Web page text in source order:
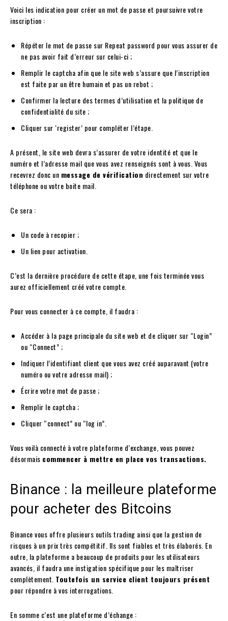
Voici les indication pour créer un mot de passe et poursuivre votre
inscription :
Répéter le mot de passe sur Repeat password pour vous assurer de
ne pas avoir fait d’erreur sur celui-ci ;
Remplir le captcha afin que le site web s’assure que l’inscription
est faite par un être humain et pas un rebot ;
Confirmer la lecture des termes d’utilisation et la politique de
confidentialité du site ;
Cliquer sur ‘register’ pour compléter l’étape.
A présent, le site web devra s’assurer de votre identité et que le
numéro et l’adresse mail que vous avez renseignés sont à vous. Vous
recevrez donc un message de vérification directement sur votre
téléphone ou votre boite mail.
Ce sera :
Un code à recopier ;
Un lien pour activation.
C’est la dernière procédure de cette étape, une fois terminée vous
aurez officiellement créé votre compte.
Pour vous connecter à ce compte, il faudra :
Accéder à la page principale du site web et de cliquer sur “Login”
ou “Connect” ;
Indiquer l’identifiant client que vous avez créé auparavant (votre
numéro ou votre adresse mail) ;
Écrire votre mot de passe ;
Remplir le captcha ;
Cliquer “connect” ou “log in”.
Vous voilà connecté à votre plateforme d’exchange, vous pouvez
désormais commencer à mettre en place vos transactions.
Binance : la meilleure plateforme
pour acheter des Bitcoins
Binance vous offre plusieurs outils trading ainsi que la gestion de
risques à un prix très compétitif. Ils sont fiables et très élaborés. En
outre, la plateforme a beaucoup de produits pour les utilisateurs
avancés, il faudra une instigation spécifique pour les maîtriser
complètement. Toutefois un service client toujours présent
pour répondre à vos interrogations.
En somme c’est une plateforme d’échange :